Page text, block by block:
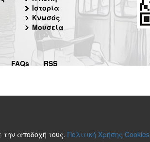
Ιστορία
Κνωσός
Μουσεία
FAQs RSS
την αποδοχή τους. Πολιτική Χρήσης Cookies